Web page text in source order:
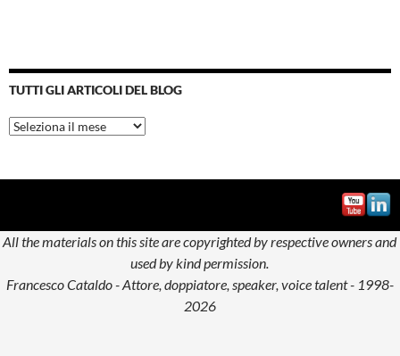
TUTTI GLI ARTICOLI DEL BLOG
Tutti
gli
All the materials on this site are copyrighted by respective owners and
used by kind permission.
Francesco Cataldo - Attore, doppiatore, speaker, voice talent - 1998-
2026